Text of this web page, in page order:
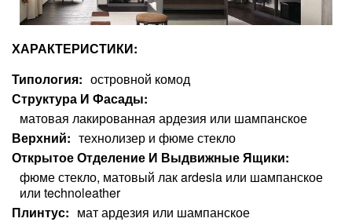
ХАРАКТЕРИСТИКИ:
Типология
островной комод
Структура И Фасады
матовая лакированная ардезия или шампанское
Верхний
технолизер и фюме стекло
Открытое Отделение И Выдвижные Ящики
фюме стекло, матовый лак ardesia или шампанское
или technoleather
Плинтус
мат ардезия или шампанское